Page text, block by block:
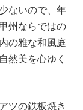
ないので、年
州ならではの
の雅な和風庭
然美を心ゆく
ツの鉄板焼き